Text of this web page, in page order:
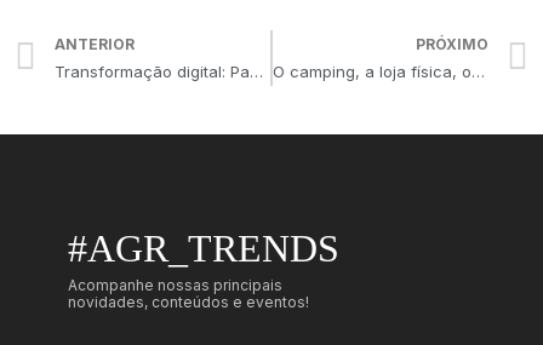
ANTERIOR
Transformação digital: Panaceia ou Salvação?
PRÓXIMO
O camping, a loja física, o e-commerce e o atendimento
#AGR_TRENDS
Acompanhe nossas principais
novidades, conteúdos e eventos!